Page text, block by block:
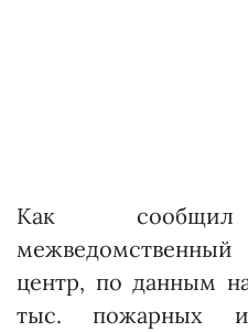
Как сообщил
центр, по данным
тыс. пожарных и